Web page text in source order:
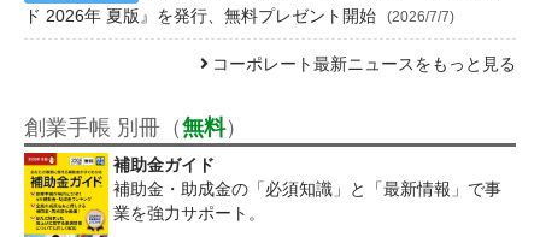
ド 2026年 夏版』を発行、無料プレゼント開始
(2026/7/7)
コーポレート最新ニュースをもっと見る
創業手帳 別冊（無料）
補助金ガイド
補助金・助成金の「必須知識」と「最新情報」で事
業を強力サポート。